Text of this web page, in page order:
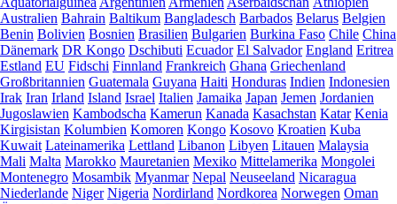
Australien Bahrain Baltikum Bangladesch Barbados Belarus Belgien
Benin Bolivien Bosnien Brasilien Bulgarien Burkina Faso Chile China
Dänemark DR Kongo Dschibuti Ecuador El Salvador England Eritrea
Estland EU Fidschi Finnland Frankreich Ghana Griechenland
Großbritannien Guatemala Guyana Haiti Honduras Indien Indonesien
Irak Iran Irland Island Israel Italien Jamaika Japan Jemen Jordanien
Jugoslawien Kambodscha Kamerun Kanada Kasachstan Katar Kenia
Kirgisistan Kolumbien Komoren Kongo Kosovo Kroatien Kuba
Kuwait Lateinamerika Lettland Libanon Libyen Litauen Malaysia
Mali Malta Marokko Mauretanien Mexiko Mittelamerika Mongolei
Montenegro Mosambik Myanmar Nepal Neuseeland Nicaragua
Niederlande Niger Nigeria Nordirland Nordkorea Norwegen Oman